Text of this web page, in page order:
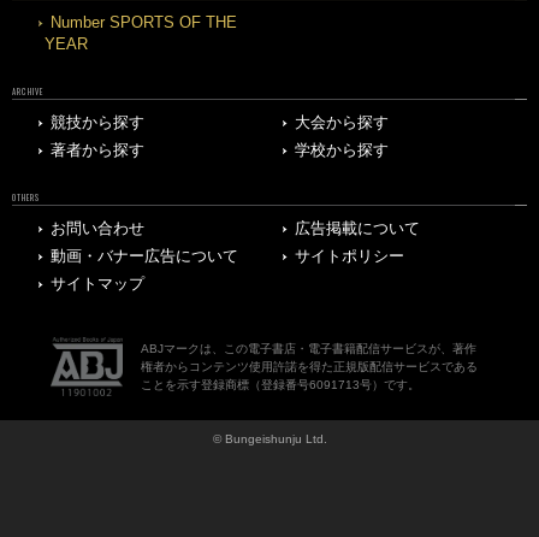
Number SPORTS OF THE
YEAR
ARCHIVE
競技から探す
大会から探す
著者から探す
学校から探す
OTHERS
お問い合わせ
広告掲載について
動画・バナー広告について
サイトポリシー
サイトマップ
ABJマークは、この電子書店・電子書籍配信サービスが、著作
権者からコンテンツ使用許諾を得た正規版配信サービスである
ことを示す登録商標（登録番号6091713号）です。
© Bungeishunju Ltd.